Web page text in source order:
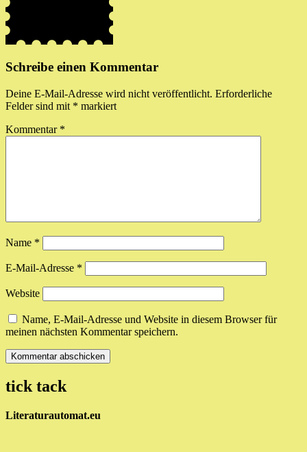
Schreibe einen Kommentar
Deine E-Mail-Adresse wird nicht veröffentlicht. Erforderliche
Felder sind mit * markiert
Kommentar *
Name *
E-Mail-Adresse *
Website
Name, E-Mail-Adresse und Website in diesem Browser für
meinen nächsten Kommentar speichern.
tick tack
Literaturautomat.eu